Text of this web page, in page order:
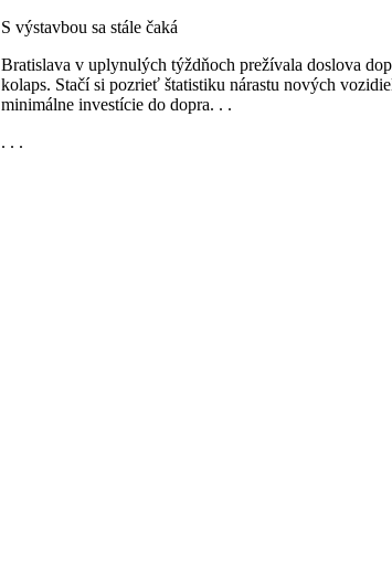
S výstavbou sa stále čaká
Bratislava v uplynulých týždňoch prežívala doslova
kolaps. Stačí si pozrieť štatistiku nárastu nových
minimálne investície do dopra. . .
. . .